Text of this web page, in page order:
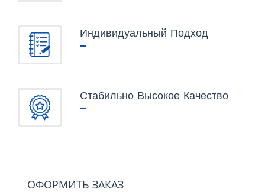
Индивидуальный Подход
Стабильно Высокое Качество
ОФОРМИТЬ ЗАКАЗ